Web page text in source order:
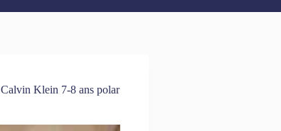
Calvin Klein 7-8 ans polar